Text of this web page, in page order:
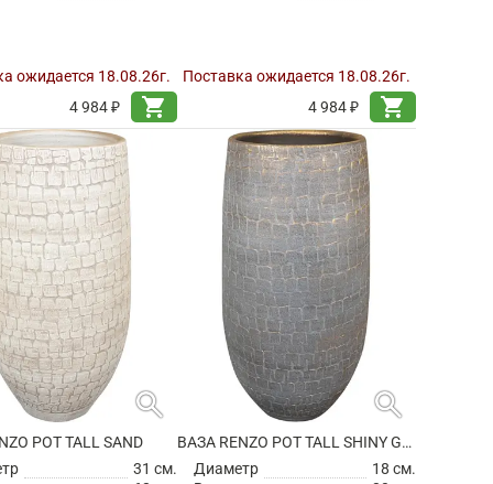
ожидается 18.08.26г.
4 984 ₽
shopping_cart
Поставка ожидается 18.08.26г.
4 984 ₽
shopping_cart
search
POT TALL SAND
31 см.
search
ВАЗА RENZO POT TALL SHINY GREY
Диаметр
18 см.